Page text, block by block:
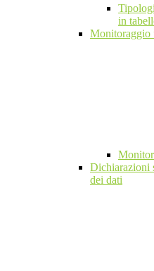
in
Monitoraggio
Dichiarazioni
dei dati